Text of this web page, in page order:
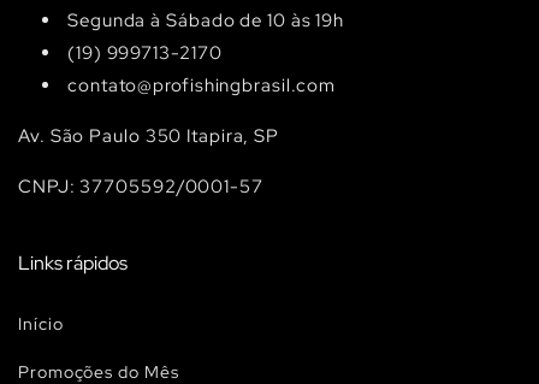
Segunda à Sábado de 10 às 19h
(19) 999713-2170
contato@profishingbrasil.com
Av. São Paulo 350 Itapira, SP
CNPJ: 37705592/0001-57
Links rápidos
Início
Promoções do Mês